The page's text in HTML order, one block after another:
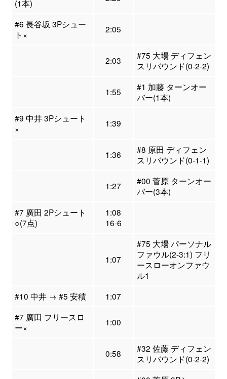
(1本)
#6 長谷坂 3Pシュー
ト×
2:05
2:03
#75 大場 ディフェン
スリバウンド(0-2-2)
1:55
#1 加藤 ターンオー
バー(1本)
#9 中井 3Pシュート
×
1:39
1:36
#8 原田 ディフェン
スリバウンド(0-1-1)
1:27
#00 菅原 ターンオー
バー(3本)
#7 廣田 2Pシュート
○(7点)
1:08
16-6
1:07
#75 大場 パーソナル
ファウル(2-3:1) フリ
ースローオンファウ
ル1
#10 中井 → #5 安積
1:07
#7 廣田 フリースロ
ー×
1:00
0:58
#32 佐藤 ディフェン
スリバウンド(0-2-2)